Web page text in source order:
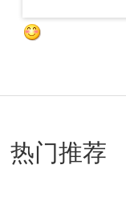
热门推荐